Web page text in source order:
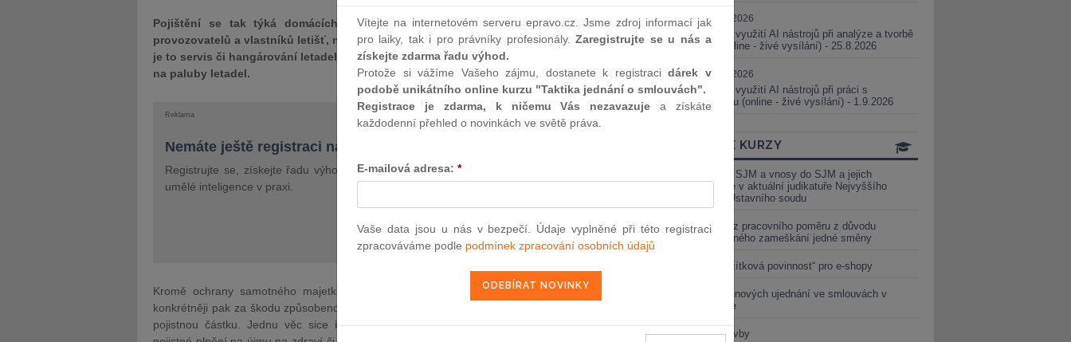
Pojištění se tak týká domácích přepravců, privátních provozovatelů letadel, vrtulníků,
provozovatelů a vlastníků letišť, nebo poskytovatelů služeb souvisejících s letectvím – ať už
je to servis či hangárování letadel, provoz letiště, plnění paliva do letadla, dodávky cateringu
na paluby letadel.
Reklama
Nemáte ještě registraci na epravo.cz?
Registrujte se, získejte řadu výhod a jako dárek Vám zašleme aktuální online kurz na využití
umělé inteligence v praxi.
REGISTROVAT ZDE
Kromě ochrany samotného majetku se nejčastěji pojišťuje odpovědnost za způsobenou škodu,
konkrétněji pak za škodu způsobenou provozem letadla. Důležité je samozřejmě stanovit adekvátní
pojistnou částku. Jednu věc sice říká zákonný předpis, ale důležité je nezapomenout také na
25.08.2026
Praktické využití AI nástrojů při analýze a tvorbě
smluv (online - živé vysílání) - 25.8.2026
01.09.2026
Praktické využití AI nástrojů při práci s
judikaturou (online - živé vysílání) - 1.9.2026
ONLINE KURZY
Vnosy ze SJM a vnosy do SJM a jejich
valorizace v aktuální judikatuře Nejvyššího
soudu a Ústavního soudu
Výpověď z pracovního poměru z důvodu
neomluveného zameškání jedné směny
Nová „tlačítková povinnost“ pro e-shopy
Změna cenových ujednání ve smlouvách v
energetice
Černé stavby
Vítejte na internetovém serveru epravo.cz. Jsme zdroj informací jak
pro laiky, tak i pro právníky profesionály.Zaregistrujte se u nás a
získejte zdarma řadu výhod.
Protože si vážíme Vašeho zájmu, dostanete k registracidárek v
podobě unikátního online kurzu "Taktika jednání o smlouvách".
Registrace je zdarma, k ničemu Vás nezavazuje a získáte
každodenní přehled o novinkách ve světě práva.
E-mailová adresa: *
Vaše data jsou u nás v bezpečí. Údaje vyplněné při této registraci
zpracováváme podle podmínek zpracování osobních údajů